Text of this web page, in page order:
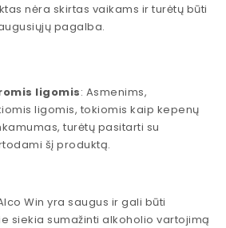
nėra skirtas vaikams ir turėtų būti
pagalba.
ligomis: Asmenims,
ligomis, tokiomis kaip kepenų
turėtų pasitarti su
šį produktą.
Win yra saugus ir gali būti
siekia sumažinti alkoholio vartojimą